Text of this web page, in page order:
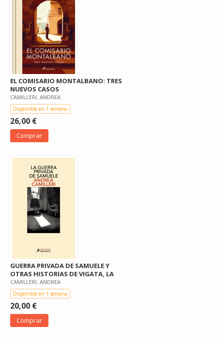
EL COMISARIO MONTALBANO: TRES
NUEVOS CASOS
CAMILLERI, ANDREA
Disponible en 1 semana
26,00 €
Comprar
GUERRA PRIVADA DE SAMUELE Y
OTRAS HISTORIAS DE VIGATA, LA
CAMILLERI, ANDREA
Disponible en 1 semana
20,00 €
Comprar